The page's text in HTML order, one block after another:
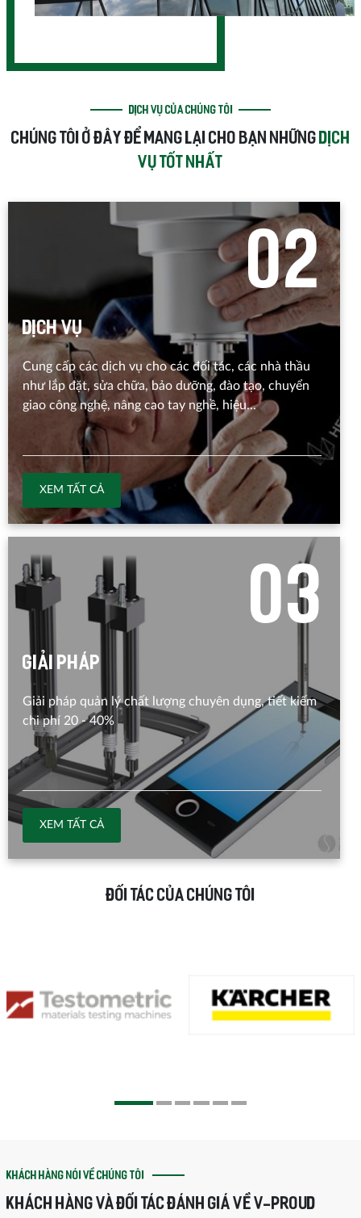
DỊCH VỤ CỦA CHÚNG TÔI
CHÚNG TÔI Ở ĐÂY ĐỂ MANG LẠI CHO BẠN NHỮNG DỊCH
VỤ TỐT NHẤT
02
Dịch vụ
Cung cấp các dịch vụ cho các đối tác, các nhà thầu
như lắp đặt, sửa chữa, bảo dưỡng, đào tạo, chuyển
giao công nghệ, nâng cao tay nghề, hiệu...
XEM TẤT CẢ
03
Giải pháp
Giải pháp quản lý chất lượng chuyên dụng, tiết kiếm
chi phí 20 - 40%
XEM TẤT CẢ
ĐỐI TÁC CỦA CHÚNG TÔI
KHÁCH HÀNG NÓI VỀ CHÚNG TÔI
KHÁCH HÀNG VÀ ĐỐI TÁC ĐÁNH GIÁ VỀ V-PROUD